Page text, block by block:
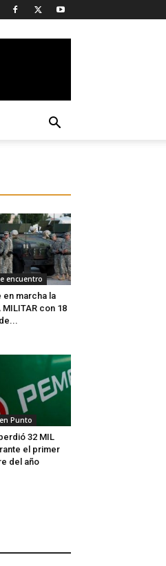
encuentro
en marcha la
MILITAR con 18
Punto
32 MIL
el primer
del año